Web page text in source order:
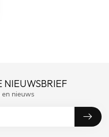
NIEUWSBRIEF
nieuws